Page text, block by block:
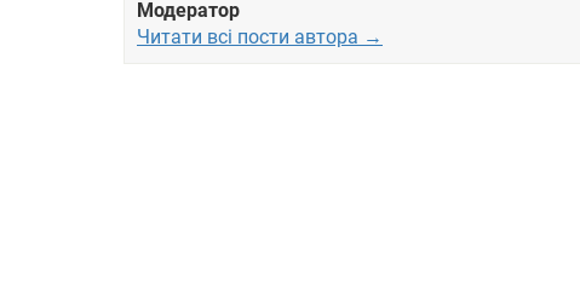
Модератор
Читати всі пости автора →